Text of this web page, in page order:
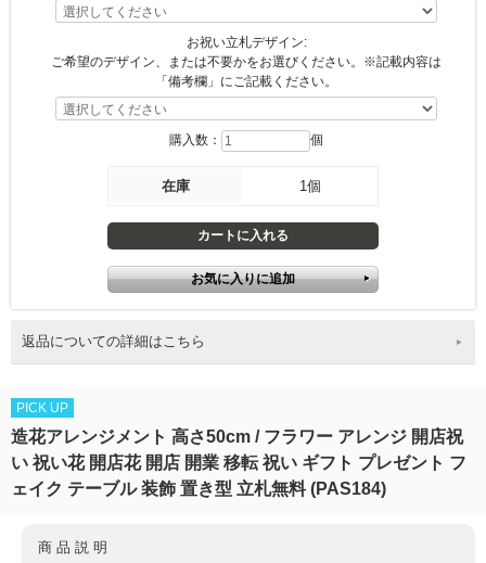
お祝い立札デザイン:
ご希望のデザイン、または不要かをお選びください。※記載内容は
「備考欄」にご記載ください。
購入数： 個
在庫 1個
返品についての詳細はこちら
PICK UP
造花アレンジメント 高さ50cm / フラワー アレンジ 開店祝
い 祝い花 開店花 開店 開業 移転 祝い ギフト プレゼント フ
ェイク テーブル 装飾 置き型 立札無料 (PAS184)
商品説明